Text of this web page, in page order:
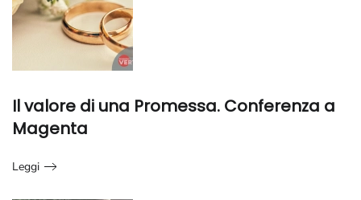
Il valore di una Promessa. Conferenza a
Magenta
Leggi